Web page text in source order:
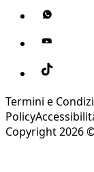
Termini e
Policy
Copyright 2026